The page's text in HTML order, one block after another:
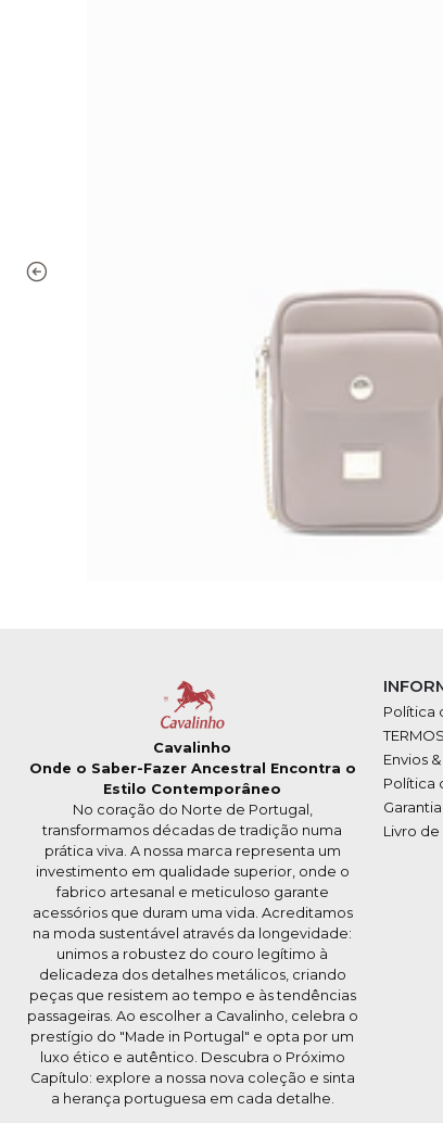
Cavalinho
Onde o Saber-Fazer Ancestral Encontra o
Estilo Contemporâneo
No coração do Norte de Portugal,
transformamos décadas de tradição numa
prática viva. A nossa marca representa um
investimento em qualidade superior, onde o
fabrico artesanal e meticuloso garante
acessórios que duram uma vida. Acreditamos
na moda sustentável através da longevidade:
unimos a robustez do couro legítimo à
delicadeza dos detalhes metálicos, criando
peças que resistem ao tempo e às tendências
passageiras. Ao escolher a Cavalinho, celebra o
prestígio do "Made in Portugal" e opta por um
luxo ético e autêntico. Descubra o Próximo
Capítulo: explore a nossa nova coleção e sinta
a herança portuguesa em cada detalhe.
Política
Envios
Política
Livro